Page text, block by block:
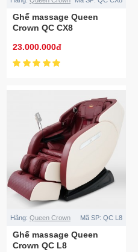
Ghế massage Queen
Crown QC CX8
23.000.000đ
Hãng: Queen Crown Mã SP: QC L8
Ghế massage Queen
Crown QC L8